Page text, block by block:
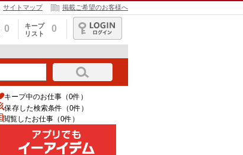
サイトマップ 掲載ご希望のお客様へ
0
キープ
リスト
0
ログイン
キープ中のお仕事（0件）
保存した検索条件（0件）
閲覧したお仕事（0件）